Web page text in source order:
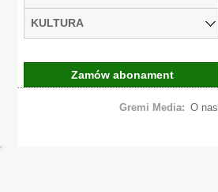
KULTURA
Zamów abonament
Gremi Media: O nas